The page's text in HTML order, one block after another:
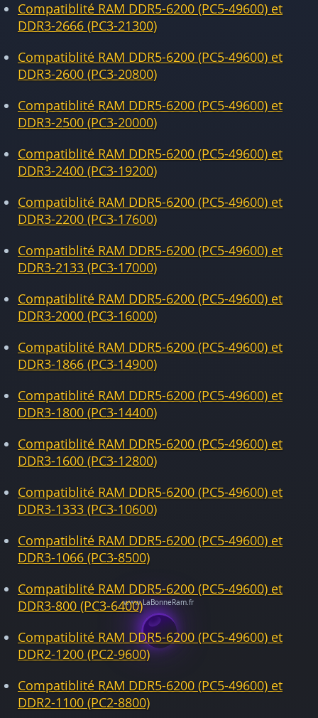
Compatiblité RAM DDR5-6200 (PC5-49600) et
DDR3-2666 (PC3-21300)
Compatiblité RAM DDR5-6200 (PC5-49600) et
DDR3-2600 (PC3-20800)
Compatiblité RAM DDR5-6200 (PC5-49600) et
DDR3-2500 (PC3-20000)
Compatiblité RAM DDR5-6200 (PC5-49600) et
DDR3-2400 (PC3-19200)
Compatiblité RAM DDR5-6200 (PC5-49600) et
DDR3-2200 (PC3-17600)
Compatiblité RAM DDR5-6200 (PC5-49600) et
DDR3-2133 (PC3-17000)
Compatiblité RAM DDR5-6200 (PC5-49600) et
DDR3-2000 (PC3-16000)
Compatiblité RAM DDR5-6200 (PC5-49600) et
DDR3-1866 (PC3-14900)
Compatiblité RAM DDR5-6200 (PC5-49600) et
DDR3-1800 (PC3-14400)
Compatiblité RAM DDR5-6200 (PC5-49600) et
DDR3-1600 (PC3-12800)
Compatiblité RAM DDR5-6200 (PC5-49600) et
DDR3-1333 (PC3-10600)
Compatiblité RAM DDR5-6200 (PC5-49600) et
DDR3-1066 (PC3-8500)
Compatiblité RAM DDR5-6200 (PC5-49600) et
DDR3-800 (PC3-6400)
Compatiblité RAM DDR5-6200 (PC5-49600) et
DDR2-1200 (PC2-9600)
Compatiblité RAM DDR5-6200 (PC5-49600) et
DDR2-1100 (PC2-8800)